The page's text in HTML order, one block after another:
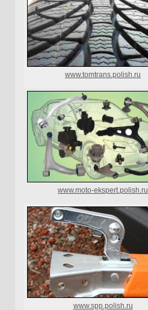
www.tomtrans.polish.ru
www.moto-ekspert.polish.ru
www.spp.polish.ru